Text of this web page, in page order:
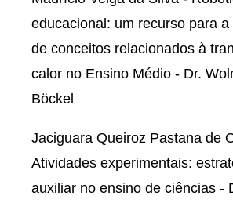
educacional: um recurso para
de conceitos relacionados à
calor no Ensino Médio - Dr.
Böckel
Jaciguara Queiroz Pastana de
Atividades experimentais:
auxiliar no ensino de ciências -